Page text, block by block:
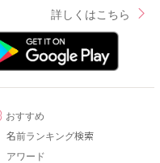
詳しくはこちら
おすすめ
名前ランキング検索
アワード